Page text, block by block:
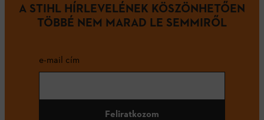
A STIHL HÍRLEVELÉNEK KÖSZÖNHETŐEN
TÖBBÉ NEM MARAD LE SEMMIRŐL
e-mail cím
Feliratkozom